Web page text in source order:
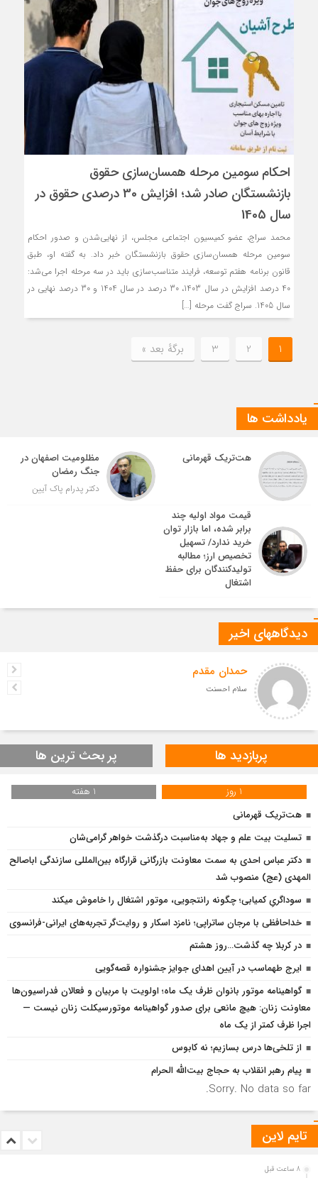
احکام سومین مرحله همسان‌سازی حقوق
بازنشستگان صادر شد؛ افزایش 30 درصدی حقوق در
سال 1405
محمد سراج، عضو کمیسیون اجتماعی مجلس، از نهایی‌شدن و صدور احکام
سومین مرحله همسان‌سازی حقوق بازنشستگان خبر داد. به گفته او، طبق
قانون برنامه هفتم توسعه، فرایند متناسب‌سازی باید در سه مرحله اجرا می‌شد:
40 درصد افزایش در سال 1403، 30 درصد در سال 1404 و 30 درصد نهایی در
سال 1405. سراج گفت مرحله […]
1
2
3 برگهٔ بعد »
یادداشت ها
هت‌تریک قهرمانی
مظلومیت اصفهان در
جنگ رمضان
دکتر پدرام پاک آیین
قیمت مواد اولیه چند
برابر شده، اما بازار توان
خرید ندارد/ تسهیل
تخصیص ارز؛ مطالبه
تولیدکنندگان برای حفظ
اشتغال
دیدگاههای اخیر
حمدان مقدم
سلام احسنت
پربازدید ها پر بحث ترین ها
1 روز
1 هفته
هت‌تریک قهرمانی
تسلیت بیت علم و جهاد به‌مناسبت درگذشت خواهر گرامی‌شان
دکتر عباس احدی به سمت معاونت بازرگانی قرارگاه بین‌المللی سازندگی اباصالح
المهدی (عج) منصوب شد
سوداگریِ کمیابی؛ چگونه رانتجویی، موتور اشتغال را خاموش میکند
خداحافظی با مرجان ساتراپی؛ نامزد اسکار و روایت‌گر تجربه‌های ایرانی-فرانسوی
در کربلا چه گذشت…روز هشتم
ایرج طهماسب در آیین اهدای جوایز جشنواره قصه‌گویی
گواهینامه موتور بانوان ظرف یک ماه؛ اولویت با مربیان و فعالان فدراسیون‌ها
معاونت زنان: هیچ مانعی برای صدور گواهینامه موتورسیکلت زنان نیست —
اجرا ظرف کمتر از یک ماه
از تلخی‌ها درس بسازیم؛ نه کابوس
پیام رهبر انقلاب به حجاج بیت‌الله الحرام
Sorry. No data so far.
تایم لاین
8 ساعت قبل